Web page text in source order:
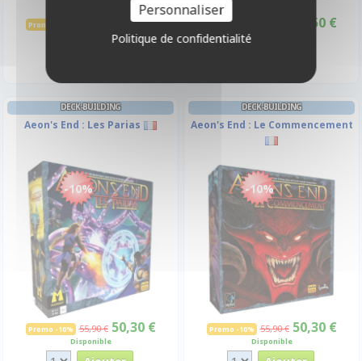
Promo -10% 17,95 € Promo -10% 43,50 €
Disponible
DECK-BUILDING
Aeon's End : Les Parias
-10%
Promo -10% 55,90 € 50,30 €
Disponible
DECK-BUILDING
Aeon's End : Le Commencement
-10%
Promo -10% 55,90 € 50,30 €
Disponible
Personnaliser
Politique de confidentialité